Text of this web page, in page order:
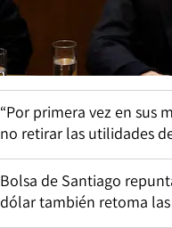
“Por primera vez en sus
no retirar las utilidades
Bolsa de Santiago
dólar también retoma